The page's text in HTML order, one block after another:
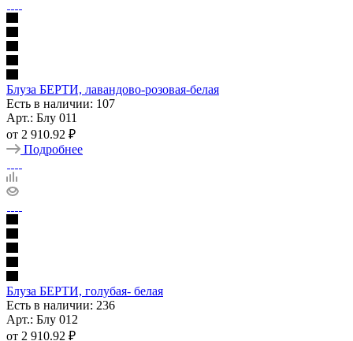
Блуза БЕРТИ, лавандово-розовая-белая
Есть в наличии: 107
Арт.: Блу 011
от 2 910.92 ₽
Подробнее
Блуза БЕРТИ, голубая- белая
Есть в наличии: 236
Арт.: Блу 012
от 2 910.92 ₽